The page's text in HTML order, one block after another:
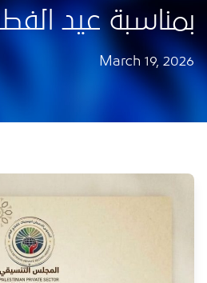
بمناسبة عيد
March 19, 2026